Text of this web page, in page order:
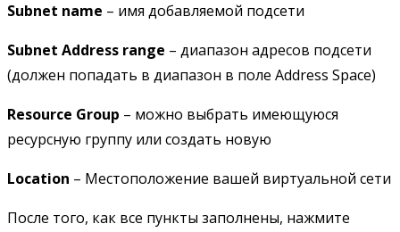
Subnet name – имя добавляемой подсети
Subnet Address range – диапазон адресов подсети
(должен попадать в диапазон в поле Address Space)
Resource Group – можно выбрать имеющуюся
ресурсную группу или создать новую
Location – Местоположение вашей виртуальной сети
После того, как все пункты заполнены, нажмите